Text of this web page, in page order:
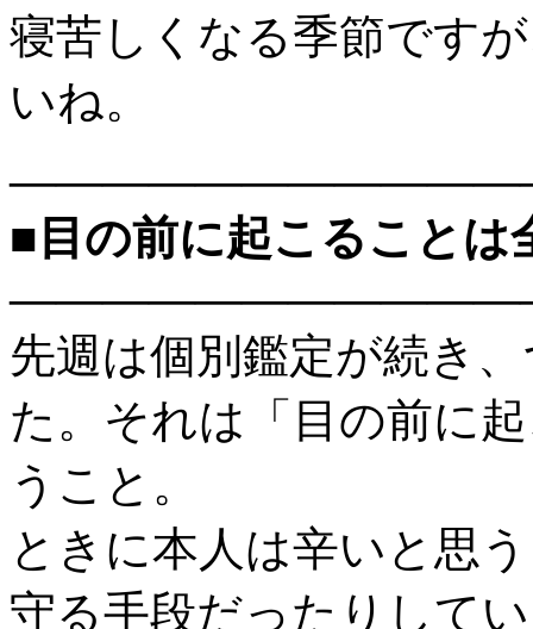
寝苦しくなる季節です
いね。
■目の前に起こることは
先週は個別鑑定が続き
た。それは「目の前に
うこと。
ときに本人は辛いと思
守る手段だったりして